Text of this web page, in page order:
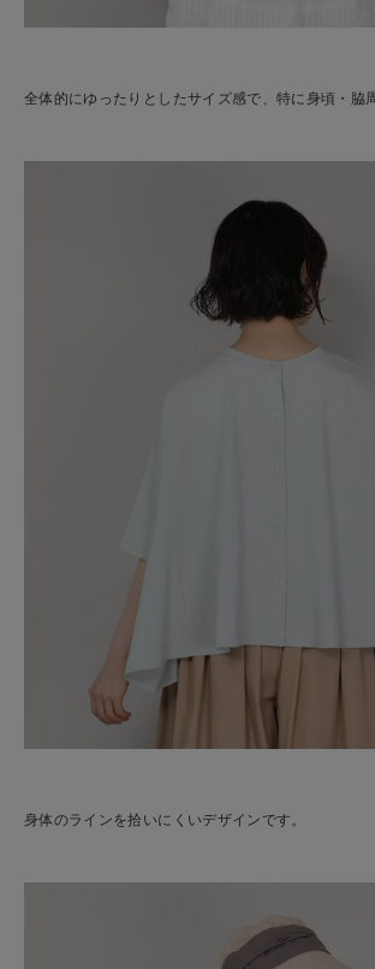
全体的にゆったりとしたサイズ感で、特に身頃・脇
身体のラインを拾いにくいデザインです。